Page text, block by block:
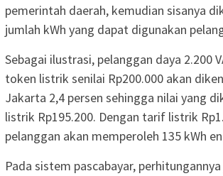
pemerintah daerah, kemudian sisanya
jumlah kWh yang dapat digunakan
Sebagai ilustrasi, pelanggan daya 2.200
token listrik senilai Rp200.000 akan
Jakarta 2,4 persen sehingga nilai yang
listrik Rp195.200. Dengan tarif listrik
pelanggan akan memperoleh 135 kWh
Pada sistem pascabayar,